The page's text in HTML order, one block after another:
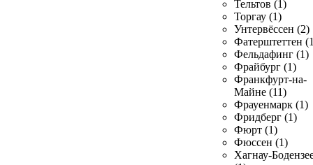
Тельтов (1)
Торгау (1)
Унтервёссен (2)
Фатерштеттен
Фельдафинг (1)
Фрайбург (1)
Франкфурт-на-
Майне (11)
Фрауенмарк (1)
Фридберг (1)
Фюрт (1)
Фюссен (1)
Хагнау-